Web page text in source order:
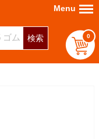
検索 0
Menu Menu